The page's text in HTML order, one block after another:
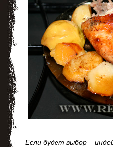
Если будет выбор –